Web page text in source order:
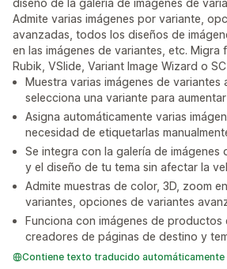
diseño de la galería de imágenes de
Admite varias imágenes por variante,
avanzadas, todos los diseños de
en las imágenes de variantes, etc. Migra
Rubik, VSlide, Variant Image Wizard o
Muestra varias imágenes de variantes
selecciona una variante para
Asigna automáticamente varias
necesidad de etiquetarlas
Se integra con la galería de imágenes
y el diseño de tu tema sin afectar la
Admite muestras de color, 3D, zoom
variantes, opciones de variantes
Funciona con imágenes de productos
creadores de páginas de destino y
Contiene texto traducido automáticamente